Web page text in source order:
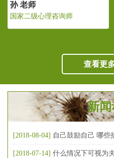
查看更
新
[2018-08-04] 自己鼓励自己 哪些
[2018-07-14] 什么情况下可视为